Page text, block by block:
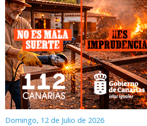
Domingo, 12 de Julio de 2026